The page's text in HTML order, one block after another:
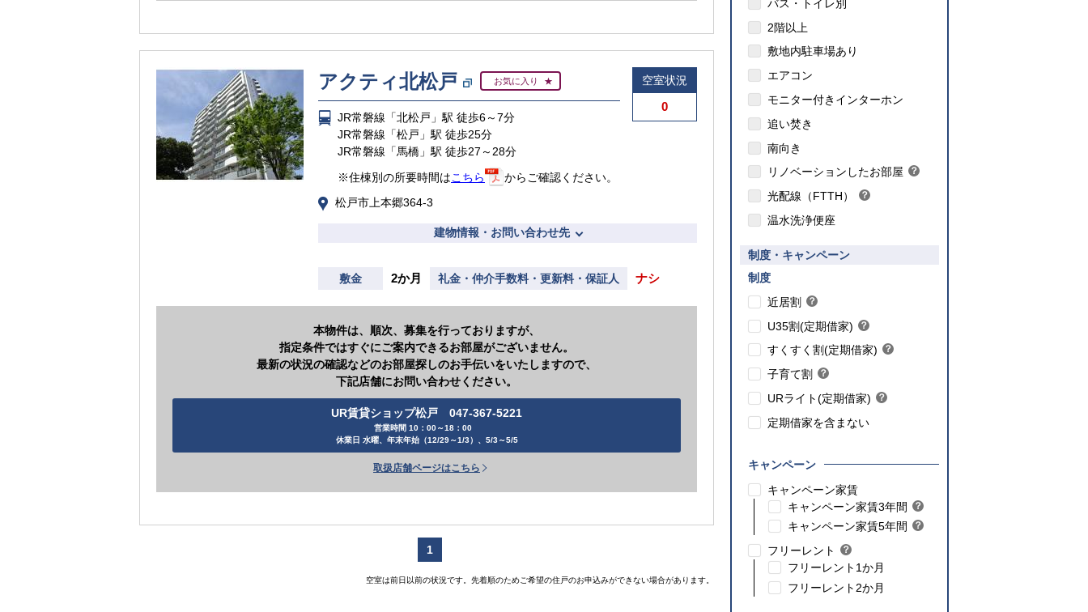
アクティ北松戸 お気に入り
JR常磐線「北松戸」駅 徒歩6～7分
JR常磐線「松戸」駅 徒歩25分
JR常磐線「馬橋」駅 徒歩27～28分
※住棟別の所要時間はこちら
からご確認ください。
松戸市上本郷364-3
空室状況
0
建物情報・お問い合わせ先
敷金 2か月 礼金・仲介手数料・更新料・保証人 ナシ
本物件は、順次、募集を行っておりますが、
指定条件ではすぐにご案内できるお部屋がございません。
最新の状況の確認などのお部屋探しのお手伝いをいたしますので、
下記店舗にお問い合わせください。
UR賃貸ショップ松戸 047-367-5221
営業時間 10：00～18：00
休業日 水曜、年末年始（12/29～1/3）、5/3～5/5
取扱店舗ページはこちら
1
空室は前日以前の状況です。先着順のためご希望の住戸のお申込みができない場合があります。
バス・トイレ別
2階以上
敷地内駐車場あり
エアコン
モニター付きインターホン
追い焚き
南向き
リノベーションしたお部屋 ？
光配線（FTTH） ？
賃貸住宅のインターネット対応について
温水洗浄便座
制度・キャンペーン
制度
近居割
？
ン
ト
こちら
U35割(定期借家) ？
ン
【ご入居要件あり】35歳以下の方限定
こちら
すくすく割(定期借家) ？
ト
【ご入居要件あり】満18歳未満のお子様を
扶養、もしくはご妊娠されている方限定
こちら
子育て割 ？
ン
ト
【ご入居要件あり】子育て世帯や新婚世帯
の方限定
こちら
URライト(定期借家) ？
こちら
定期借家を含まない
キャンペーン
キャンペーン家賃
キャンペーン家賃3年間 ？
ヒ
キャンペーン家賃5年間 ？
こちら
フリーレント ？
ヒ
ト
こちら
フリーレント1か月
フリーレント2か月